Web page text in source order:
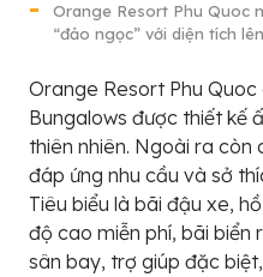
Orange Resort Phu Quoc
“đảo ngọc” với diện tích
Orange Resort Phu
Bungalows được thiết kế
thiên nhiên. Ngoài ra còn
đáp ứng nhu cầu và sở
Tiêu biểu là bãi đậu xe,
độ cao miễn phí, bãi biển
sân bay, trợ giúp đặc